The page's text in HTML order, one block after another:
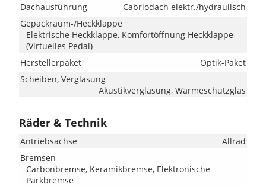
Dachausführung
Cabriodach elektr./hydraulisch
Gepäckraum-/Heckklappe
Elektrische Heckklappe, Komfortöffnung Heckklappe
(Virtuelles Pedal)
Herstellerpaket
Optik-Paket
Scheiben, Verglasung
Akustikverglasung, Wärmeschutzglas
Räder & Technik
Antriebsachse
Allrad
Bremsen
Carbonbremse, Keramikbremse, Elektronische
Parkbremse